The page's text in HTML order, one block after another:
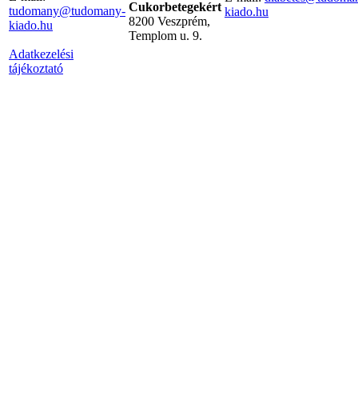
tudomany@tudomany-
kiado.hu
Adatkezelési
tájékoztató
Cukorbetegekért
8200 Veszprém,
Templom u. 9.
kiado.hu